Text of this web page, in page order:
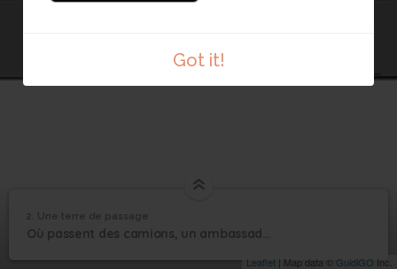
Got it!
Leaflet | Map data © GuidiGO Inc.
1 /1
2 Une terre de passage
2. Une terre de passage
Où passent des camions, un ambassadeur et même un éléphant…